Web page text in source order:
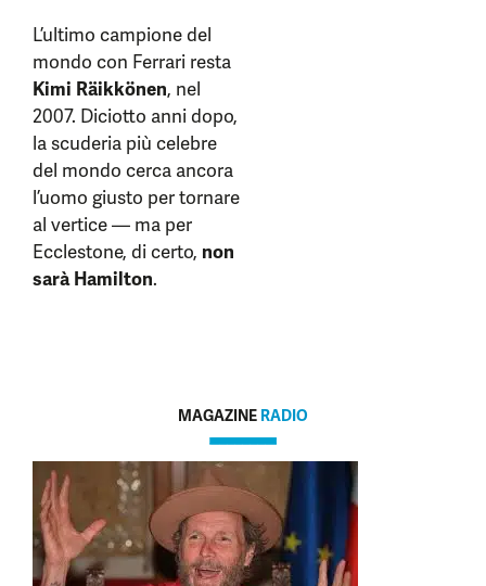
L’ultimo campione del
mondo con Ferrari resta
Kimi Räikkönen, nel
2007. Diciotto anni dopo,
la scuderia più celebre
del mondo cerca ancora
l’uomo giusto per tornare
al vertice — ma per
Ecclestone, di certo, non
sarà Hamilton.
MAGAZINE RADIO